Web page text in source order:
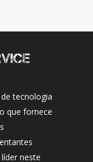
de tecnologia
que fornece
neste